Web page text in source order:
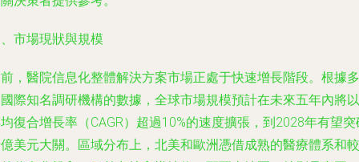
市場現狀與規模
，醫院信息化整體解決方案市場正處于快速增長階段。根據多
際知名調研機構的數據，全球市場規模預計在未來五年內將以
復合增長率（CAGR）超過10%的速度擴張，到2028年有望突
美元大關。區域分布上，北美和歐洲憑借成熟的醫療體系和較